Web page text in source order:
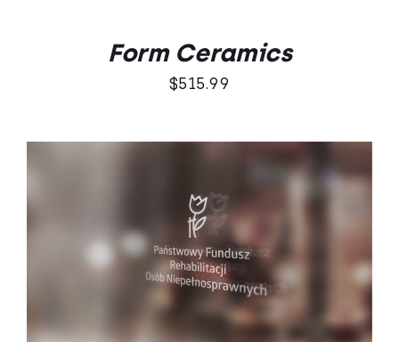
Form Ceramics
$515.99
DODAJ DO KOSZYKA
/
SZCZEGÓŁY